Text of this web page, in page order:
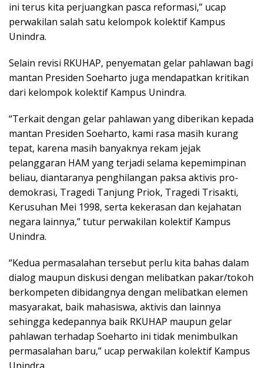
ini terus kita perjuangkan pasca reformasi,” ucap
perwakilan salah satu kelompok kolektif Kampus
Unindra.
Selain revisi RKUHAP, penyematan gelar pahlawan bagi
mantan Presiden Soeharto juga mendapatkan kritikan
dari kelompok kolektif Kampus Unindra.
“Terkait dengan gelar pahlawan yang diberikan kepada
mantan Presiden Soeharto, kami rasa masih kurang
tepat, karena masih banyaknya rekam jejak
pelanggaran HAM yang terjadi selama kepemimpinan
beliau, diantaranya penghilangan paksa aktivis pro-
demokrasi, Tragedi Tanjung Priok, Tragedi Trisakti,
Kerusuhan Mei 1998, serta kekerasan dan kejahatan
negara lainnya,” tutur perwakilan kolektif Kampus
Unindra.
“Kedua permasalahan tersebut perlu kita bahas dalam
dialog maupun diskusi dengan melibatkan pakar/tokoh
berkompeten dibidangnya dengan melibatkan elemen
masyarakat, baik mahasiswa, aktivis dan lainnya
sehingga kedepannya baik RKUHAP maupun gelar
pahlawan terhadap Soeharto ini tidak menimbulkan
permasalahan baru,” ucap perwakilan kolektif Kampus